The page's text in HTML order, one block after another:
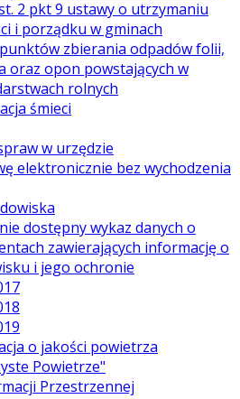
2 pkt 9 ustawy o utrzymaniu
i porządku w gminach
zbierania odpadów folii,
oraz opon powstających w
rolnych
śmieci
w urzędzie
elektronicznie bez wychodzenia
dostępny wykaz danych o
zawierających informację o
i jego ochronie
o jakości powietrza
Powietrze"
Przestrzennej